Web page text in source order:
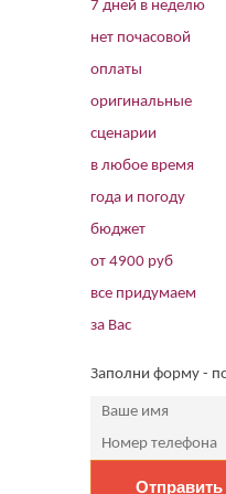
7 дней в неделю
нет почасовой
оплаты
оригинальные
сценарии
в любое время
года и погоду
бюджет
от 4900 руб
все придумаем
за Вас
Заполни форму -